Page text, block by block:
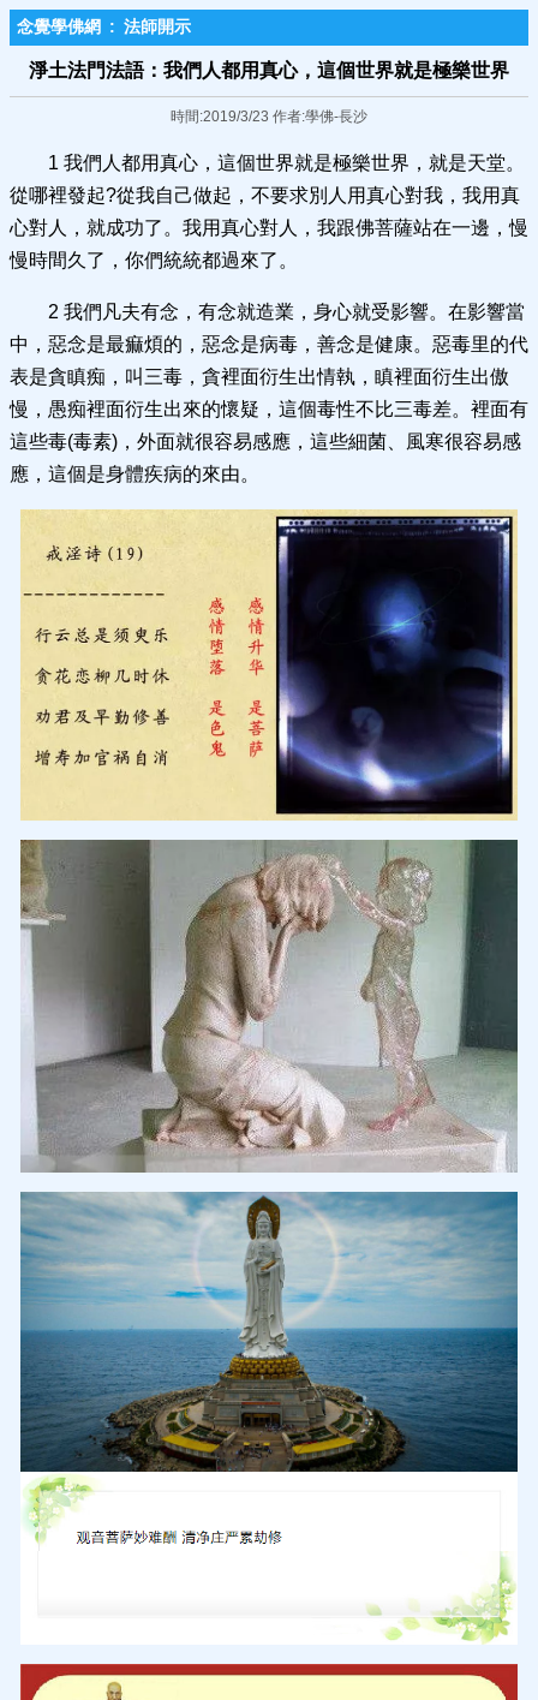
念覺學佛網 : 法師開示
淨土法門法語：我們人都用真心，這個世界就是極樂世界
時間:2019/3/23 作者:學佛-長沙
1 我們人都用真心，這個世界就是極樂世界，就是天堂。
從哪裡發起?從我自己做起，不要求別人用真心對我，我用真
心對人，就成功了。我用真心對人，我跟佛菩薩站在一邊，慢
慢時間久了，你們統統都過來了。
2 我們凡夫有念，有念就造業，身心就受影響。在影響當
中，惡念是最痲煩的，惡念是病毒，善念是健康。惡毒里的代
表是貪瞋痴，叫三毒，貪裡面衍生出情執，瞋裡面衍生出傲
慢，愚痴裡面衍生出來的懷疑，這個毒性不比三毒差。裡面有
這些毒(毒素)，外面就很容易感應，這些細菌、風寒很容易感
應，這個是身體疾病的來由。